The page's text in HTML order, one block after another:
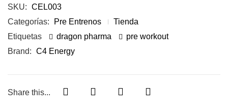
SKU: CEL003
Categorías:
Pre Entrenos
Tienda
Etiquetas
dragon pharma
pre workout
Brand: C4 Energy
Share this...